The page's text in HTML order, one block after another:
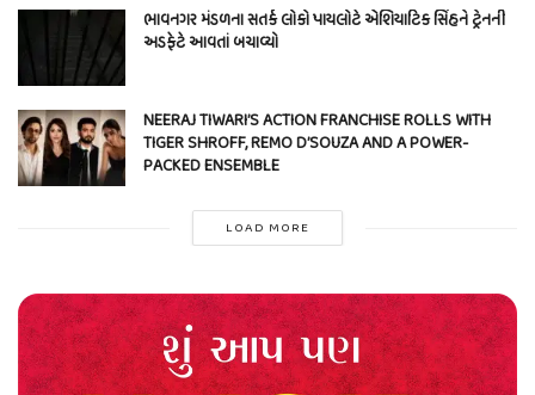
ભાવનગર મંડળના સતર્ક લોકો પાયલોટે એશિયાટિક સિંહને ટ્રેનની
અડફેટે આવતાં બચાવ્યો
NEERAJ TIWARI’S ACTION FRANCHISE ROLLS WITH
TIGER SHROFF, REMO D’SOUZA AND A POWER-
PACKED ENSEMBLE
LOAD MORE